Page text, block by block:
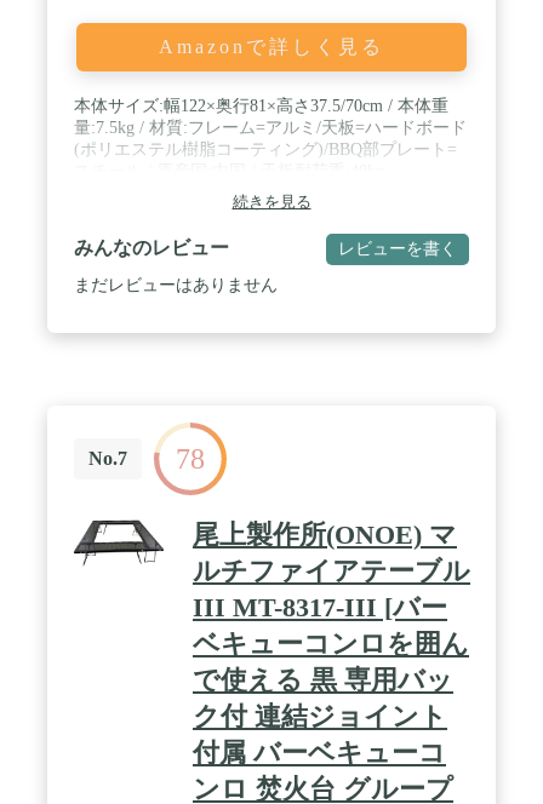
Amazonで詳しく見る
本体サイズ:幅122×奥行81×高さ37.5/70cm / 本体重
量:7.5kg / 材質:フレーム=アルミ/天板=ハードボード
(ポリエステル樹脂コーティング)/BBQ部プレート=
続きを見る
みんなのレビュー レビューを書く
まだレビューはありません
No.7 78
尾上製作所(ONOE) マ
ルチファイアテーブル
III MT-8317-III [バー
ベキューコンロを囲ん
で使える 黒 専用バッ
ク付 連結ジョイント
付属 バーベキューコ
ンロ 焚火台 グループ